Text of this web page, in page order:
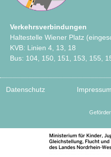
Verkehrsverbindungen
Haltestelle Wiener Platz
KVB: Linien 4, 13, 18
Bus: 104, 150, 151, 153, 155,
Datenschutz Impressum